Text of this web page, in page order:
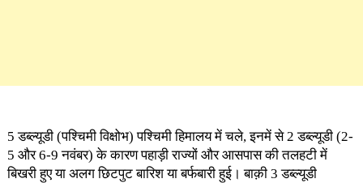
5 डब्ल्यूडी (पश्चिमी विक्षोभ) पश्चिमी हिमालय में चले, इनमें से 2 डब्ल्यूडी (2-
5 और 6-9 नवंबर) के कारण पहाड़ी राज्यों और आसपास की तलहटी में
बिखरी हुए या अलग छिटपुट बारिश या बर्फबारी हुई। बाक़ी 3 डब्ल्यूडी